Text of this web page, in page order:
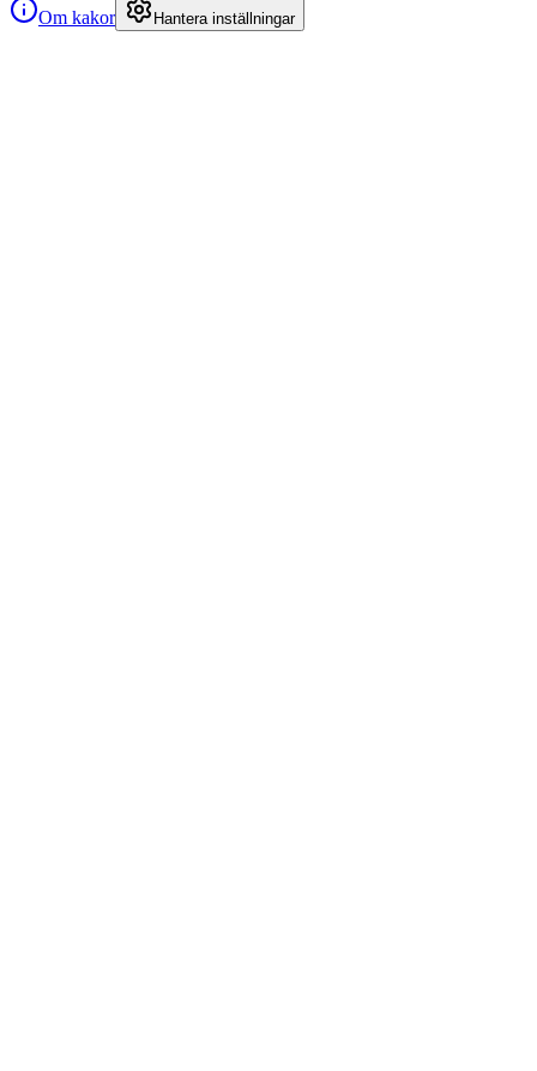
Om kakor Hantera inställningar